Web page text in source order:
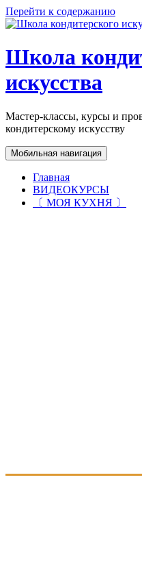
Перейти к содержанию
Школа
искусства
Мастер-классы, курсы и
кондитерскому искусству
Мобильная навигация
Главная
ВИДЕОКУРСЫ
〔 МОЯ КУХНЯ 〕